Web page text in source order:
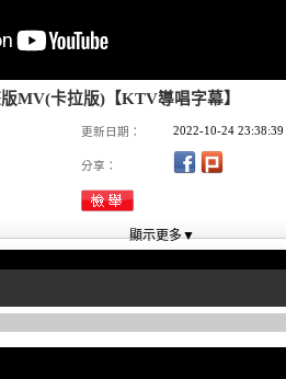
MV(卡拉版)【KTV導唱字幕】
更新日期： 2022-10-24 23:38:39
分享：